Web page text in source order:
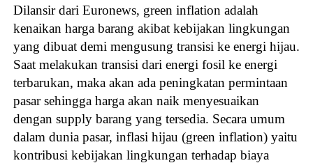
Dilansir dari Euronews, green inflation adalah
kenaikan harga barang akibat kebijakan lingkungan
yang dibuat demi mengusung transisi ke energi hijau.
Saat melakukan transisi dari energi fosil ke energi
terbarukan, maka akan ada peningkatan permintaan
pasar sehingga harga akan naik menyesuaikan
dengan supply barang yang tersedia. Secara umum
dalam dunia pasar, inflasi hijau (green inflation) yaitu
kontribusi kebijakan lingkungan terhadap biaya